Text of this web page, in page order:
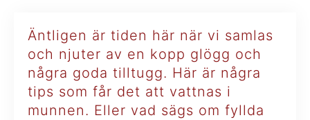
Äntligen är tiden här när vi samlas
och njuter av en kopp glögg och
några goda tilltugg. Här är några
tips som får det att vattnas i
munnen. Eller vad sägs om fyllda